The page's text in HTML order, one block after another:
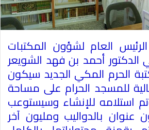
العام لشؤون المكتبات
الدكتور أحمد بن فهد الشويعر
الحرم المكي الجديد سيكون
للمسجد الحرام على مساحة
استلامه للإنشاء وسيستوعب
عنوان بالدواليب ومليون آخر